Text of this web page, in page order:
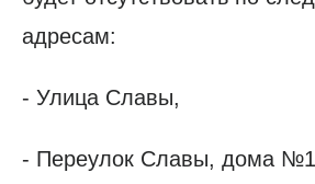
адресам:
- Улица Славы,
- Переулок Славы, дома